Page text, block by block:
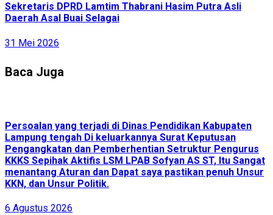
Sekretaris DPRD Lamtim Thabrani Hasim Putra Asli
Daerah Asal Buai Selagai
31 Mei 2026
Baca Juga
Persoalan yang terjadi di Dinas Pendidikan Kabupaten
Lampung tengah Di keluarkannya Surat Keputusan
Pengangkatan dan Pemberhentian Setruktur Pengurus
KKKS Sepihak Aktifis LSM LPAB Sofyan AS ST, Itu Sangat
menantang Aturan dan Dapat saya pastikan penuh Unsur
KKN, dan Unsur Politik.
6 Agustus 2026